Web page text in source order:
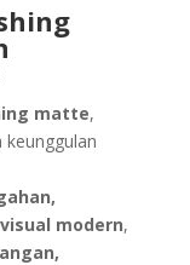
matte,
keunggulan
modern,